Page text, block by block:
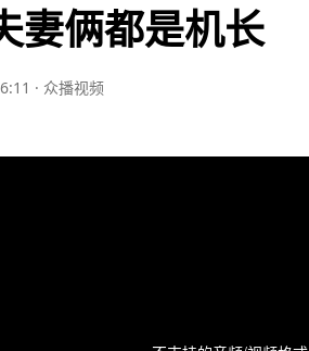
妻俩都是机长
· 众播视频